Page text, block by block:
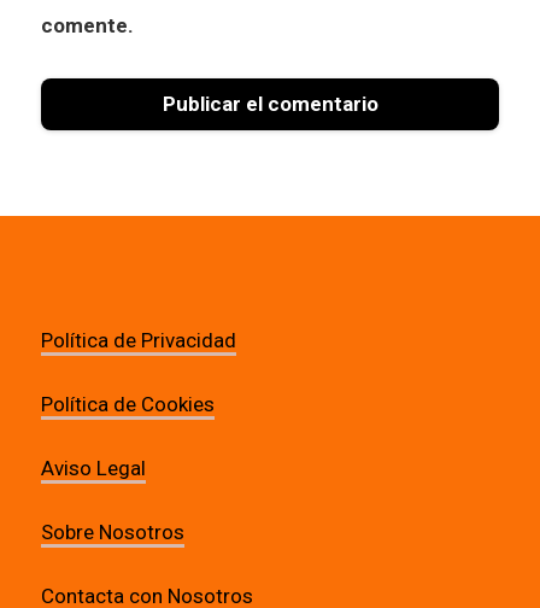
comente.
Política de Privacidad
Política de Cookies
Aviso Legal
Sobre Nosotros
Contacta con Nosotros